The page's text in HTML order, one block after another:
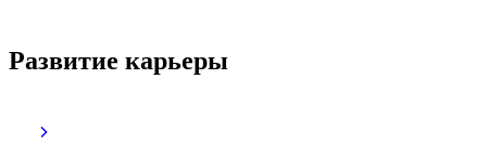
Развитие карьеры